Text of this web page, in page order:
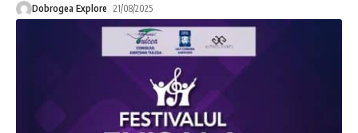
Dobrogea Explore 21/08/2025